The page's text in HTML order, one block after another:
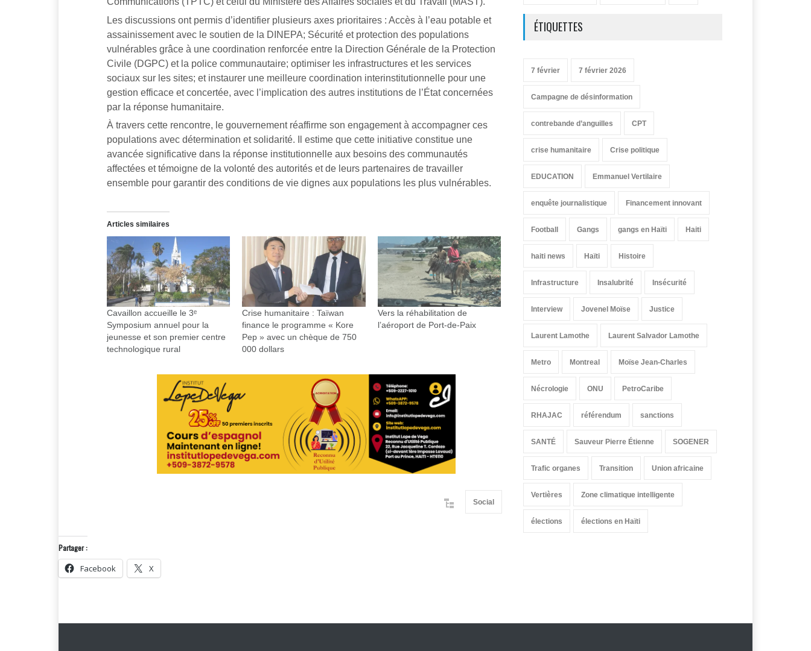
Les discussions ont permis d’identifier plusieurs axes prioritaires : Accès à l’eau potable et
assainissement avec le soutien de la DINEPA; Sécurité et protection des populations
vulnérables grâce à une coordination renforcée entre la Direction Générale de la Protection
Civile (DGPC) et la police communautaire; optimiser les infrastructures et les services
sociaux sur les sites; et instaurer une meilleure coordination interinstitutionnelle pour une
gestion efficace et concertée, avec l’implication des autres institutions de l’État concernées
par la réponse humanitaire.
À travers cette rencontre, le gouvernement réaffirme son engagement à accompagner ces
populations avec détermination et solidarité. Il estime que cette initiative constitue une
avancée significative dans la réponse institutionnelle aux besoins des communautés
affectées et témoigne de la volonté des autorités et de leurs partenaires de travailler
ensemble pour garantir des conditions de vie dignes aux populations les plus vulnérables.
Articles similaires
Cavaillon accueille le 3ᵉ
Symposium annuel pour la
jeunesse et son premier centre
technologique rural
Crise humanitaire : Taïwan
finance le programme « Kore
Pep » avec un chèque de 750
000 dollars
Vers la réhabilitation de
l’aéroport de Port-de-Paix
Social
ÉTIQUETTES
7 février 7 février 2026
Campagne de désinformation
contrebande d’anguilles CPT
crise humanitaire Crise politique
EDUCATION Emmanuel Vertilaire
enquête journalistique Financement innovant
Football Gangs gangs en Haïti Haiti
haiti news Haïti Histoire
Infrastructure Insalubrité Insécurité
Interview Jovenel Moïse Justice
Laurent Lamothe Laurent Salvador Lamothe
Metro Montreal Moïse Jean-Charles
Nécrologie ONU PetroCaribe
RHAJAC référendum sanctions
SANTÉ Sauveur Pierre Étienne SOGENER
Trafic organes Transition Union africaine
Vertières Zone climatique intelligente
élections élections en Haïti
Partager :
Facebook X